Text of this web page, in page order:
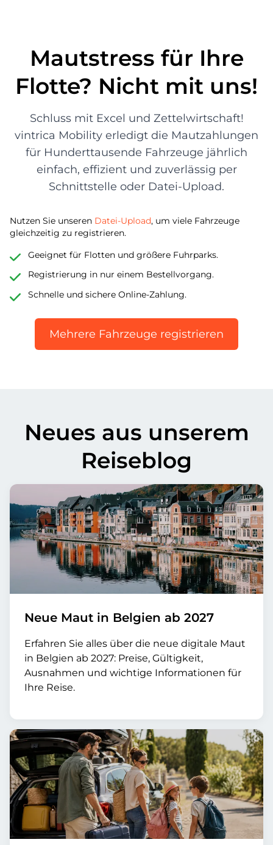
Mautstress für Ihre
Flotte? Nicht mit uns!
Schluss mit Excel und Zettelwirtschaft!
vintrica Mobility erledigt die Mautzahlungen
für Hunderttausende Fahrzeuge jährlich
einfach, effizient und zuverlässig per
Schnittstelle oder Datei-Upload.
Nutzen Sie unseren Datei-Upload, um viele Fahrzeuge
gleichzeitig zu registrieren.
Geeignet für Flotten und größere Fuhrparks.
Registrierung in nur einem Bestellvorgang.
Schnelle und sichere Online-Zahlung.
Mehrere Fahrzeuge registrieren
Neues aus unserem
Reiseblog
Neue Maut in Belgien ab 2027
Erfahren Sie alles über die neue digitale Maut
in Belgien ab 2027: Preise, Gültigkeit,
Ausnahmen und wichtige Informationen für
Ihre Reise.